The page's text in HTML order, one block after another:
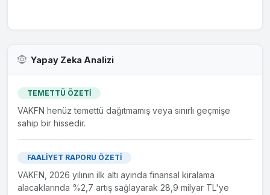
Yapay Zeka Analizi
TEMETTÜ ÖZETİ
VAKFN henüz temettü dağıtmamış veya sınırlı geçmişe
sahip bir hissedir.
FAALİYET RAPORU ÖZETİ
VAKFN, 2026 yılının ilk altı ayında finansal kiralama
alacaklarında %2,7 artış sağlayarak 28,9 milyar TL'ye